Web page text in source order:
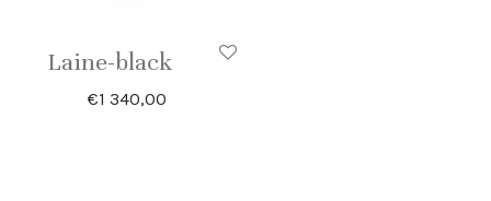
Laine-black
€1 340,00